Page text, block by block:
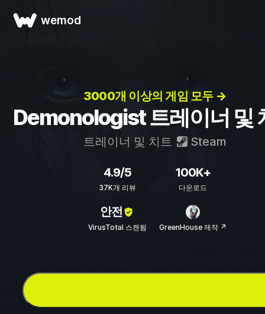
wemod
3000개 이상의 게임 모두 →
Demonologist 트레이너 및
트레이너 및 치트 Steam
4.9/5
37K개 리뷰
100K+
다운로드
안전
VirusTotal 스캔됨 GreenHouse 제작 ↗